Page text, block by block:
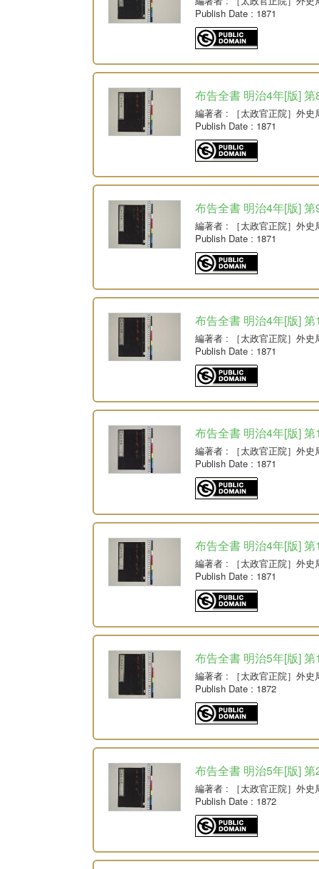
Publish Date : 1871
布告全書 明治4年[版] 第
編著者 : ［太政官正院］外史
Publish Date : 1871
布告全書 明治4年[版] 第
編著者 : ［太政官正院］外史
Publish Date : 1871
布告全書 明治4年[版] 第
編著者 : ［太政官正院］外史
Publish Date : 1871
布告全書 明治4年[版] 第
編著者 : ［太政官正院］外史
Publish Date : 1871
布告全書 明治4年[版] 第
編著者 : ［太政官正院］外史
Publish Date : 1871
布告全書 明治5年[版] 第
編著者 : ［太政官正院］外史
Publish Date : 1872
布告全書 明治5年[版] 第
編著者 : ［太政官正院］外史
Publish Date : 1872